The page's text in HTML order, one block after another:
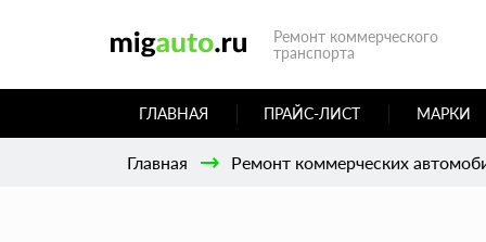
Ремонт коммерческого
транспорта
ГЛАВНАЯ ПРАЙС-ЛИСТ МАРКИ
Главная Ремонт коммерческих